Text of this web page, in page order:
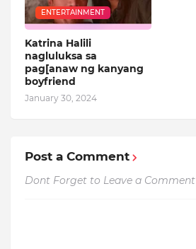
ENTERTAINMENT
Katrina Halili
nagluluksa sa
pag[anaw ng kanyang
boyfriend
January 30, 2024
Post a Comment
Dont Forget to Leave a Comment